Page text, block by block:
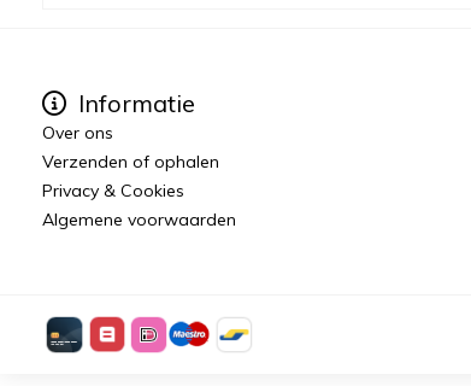
Informatie
Over ons
Verzenden of ophalen
Privacy & Cookies
Algemene voorwaarden